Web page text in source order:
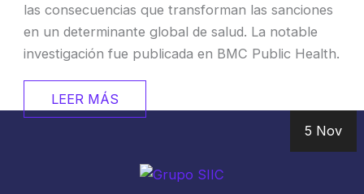
las consecuencias que transforman las sanciones
en un determinante global de salud. La notable
investigación fue publicada en BMC Public Health.
LEER MÁS
5 Nov